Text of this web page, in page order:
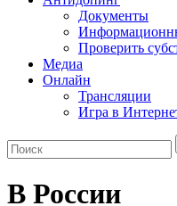
Документы
Проверить
Медиа
Онлайн
Трансляции
Игра в
В России